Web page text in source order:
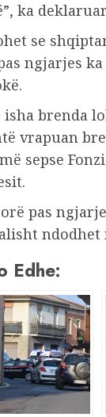
ka
se
ngjarjes
isha brenda
vrapuan
sepse
pas
ndodhet
Edhe: